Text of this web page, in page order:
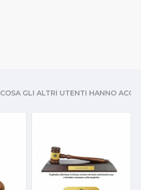
COSA GLI ALTRI UTENTI HANNO